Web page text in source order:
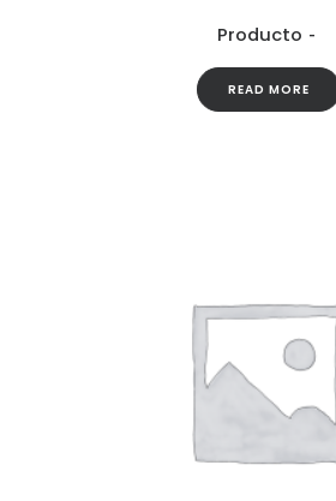
Producto
READ MORE